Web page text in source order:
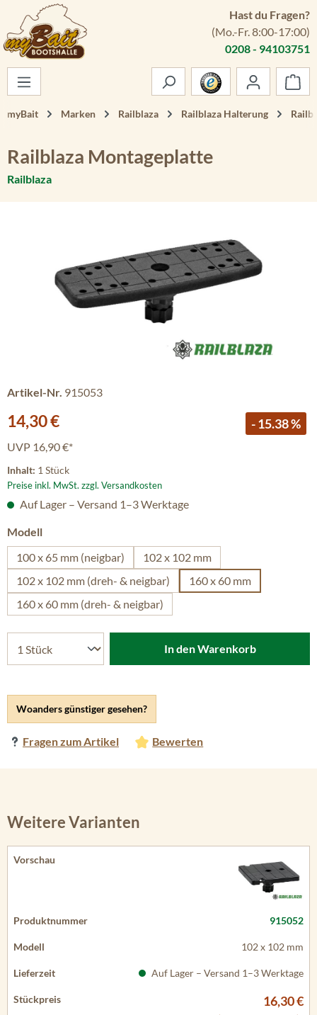
Zum Hauptinhalt springen
Hast du Fragen?
(Mo.-Fr. 8:00-17:00)
0208 - 94103751
myBait Marken Railblaza Railblaza Halterung
Railblaza Montageplatte
Railblaza
Artikel-Nr. 915053
Verkaufspreis:
14,30 € - 15.38 %
UVP 16,90 €*
Inhalt: 1 Stück
Preise inkl. MwSt. zzgl. Versandkosten
Woanders günstiger gesehen?
Fragen zum Artikel Bewerten
Auf Lager – Versand 1–3 Werktage
Modellauswählen
100 x 65 mm (neigbar)
102 x 102 mm
102 x 102 mm (dreh- & neigbar)
160 x 60 mm
160 x 60 mm (dreh- & neigbar)
In den Warenkorb
Weitere Varianten
915052
102 x 102 mm
Auf Lager – Versand 1–3 Werktage
16,30 €